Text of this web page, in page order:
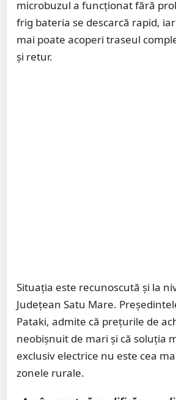
microbuzul a funcționat fără
frig bateria se descarcă rapid,
mai poate acoperi traseul
și retur.
Situația este recunoscută și la
Județean Satu Mare.
Pataki, admite că prețurile de
neobișnuit de mari și că soluția
exclusiv electrice nu este cea
zonele rurale.